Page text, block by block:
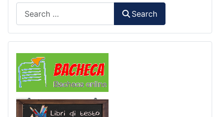
Search
Libri di Testo